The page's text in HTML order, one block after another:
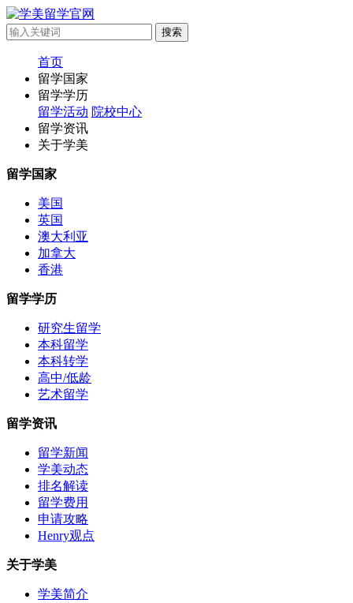
首页
留学国家
留学学历
留学活动 院校中心
留学资讯
关于学美
留学国家
美国
英国
澳大利亚
加拿大
香港
留学学历
研究生留学
本科留学
本科转学
高中/低龄
艺术留学
留学资讯
留学新闻
学美动态
排名解读
留学费用
申请攻略
Henry观点
关于学美
学美简介